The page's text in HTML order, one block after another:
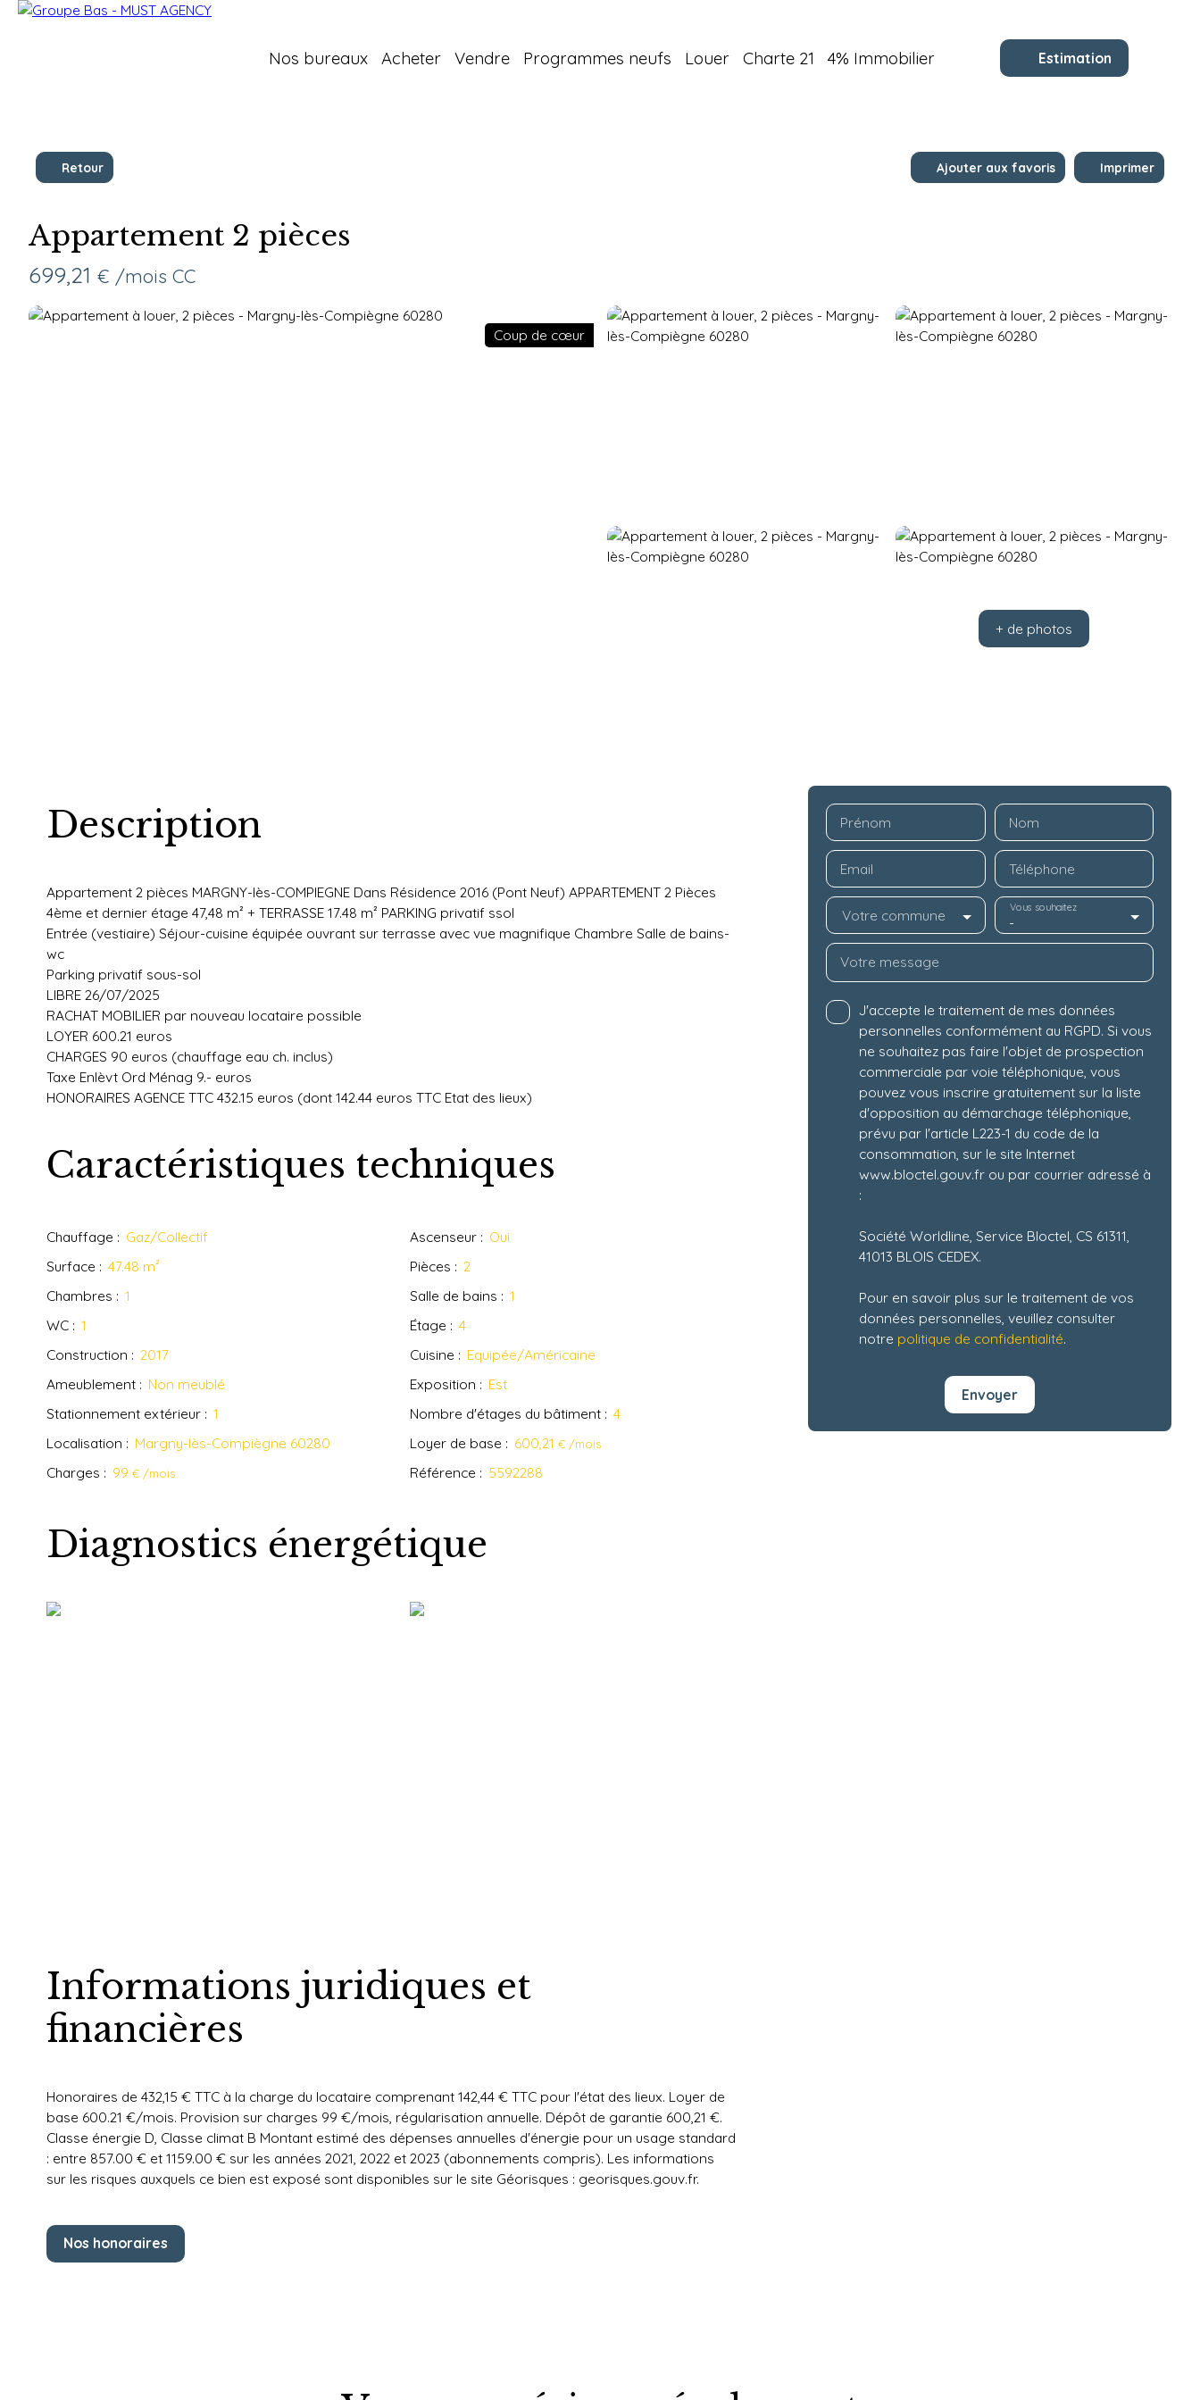
Nos bureaux Acheter Vendre Programmes neufs Louer Charte 21 4% Immobilier Estimation
Retour Ajouter aux favoris Imprimer
Appartement 2 pièces
699,21 € /mois CC
Coup de cœur
+ de photos
Description
Appartement 2 pièces MARGNY-lès-COMPIEGNE Dans Résidence 2016 (Pont Neuf) APPARTEMENT 2 Pièces
4ème et dernier étage 47,48 m² + TERRASSE 17.48 m² PARKING privatif ssol
Entrée (vestiaire) Séjour-cuisine équipée ouvrant sur terrasse avec vue magnifique Chambre Salle de bains-
wc
Parking privatif sous-sol
LIBRE 26/07/2025
RACHAT MOBILIER par nouveau locataire possible
LOYER 600.21 euros
CHARGES 90 euros (chauffage eau ch. inclus)
Taxe Enlèvt Ord Ménag 9.- euros
HONORAIRES AGENCE TTC 432.15 euros (dont 142.44 euros TTC Etat des lieux)
Caractéristiques techniques
Chauffage : Gaz/Collectif Ascenseur: Oui
Surface : 47.48 m² Pièces : 2
Chambres : 1 Salle de bains : 1
WC : 1 Étage : 4
Construction : 2017 Cuisine : Equipée/Américaine
Ameublement : Non meublé Exposition : Est
Stationnement extérieur : 1 Nombre d'étages du bâtiment: 4
Localisation : Margny-lès-Compiègne 60280 Loyer de base : 600,21 € /mois
Charges : 99 € /mois Référence : 5592288
Diagnostics énergétique
Informations juridiques et
financières
Honoraires de 432,15 € TTC à la charge du locataire comprenant 142,44 € TTC pour l'état des lieux. Loyer de
base 600.21 €/mois. Provision sur charges 99 €/mois, régularisation annuelle. Dépôt de garantie 600,21 €.
Classe énergie D, Classe climat B Montant estimé des dépenses annuelles d'énergie pour un usage standard
: entre 857.00 € et 1159.00 € sur les années 2021, 2022 et 2023 (abonnements compris). Les informations
sur les risques auxquels ce bien est exposé sont disponibles sur le site Géorisques : georisques.gouv.fr.
Nos honoraires
Prénom Nom
Email Téléphone
Votre commune -
Vous souhaitez
Votre message
J'accepte le traitement de mes données
personnelles conformément au RGPD. Si vous
ne souhaitez pas faire l'objet de prospection
commerciale par voie téléphonique, vous
pouvez vous inscrire gratuitement sur la liste
d'opposition au démarchage téléphonique,
prévu par l'article L223-1 du code de la
consommation, sur le site Internet
www.bloctel.gouv.fr ou par courrier adressé à
:
Société Worldline, Service Bloctel, CS 61311,
41013 BLOIS CEDEX.
Pour en savoir plus sur le traitement de vos
données personnelles, veuillez consulter
notre politique de confidentialité.
Envoyer